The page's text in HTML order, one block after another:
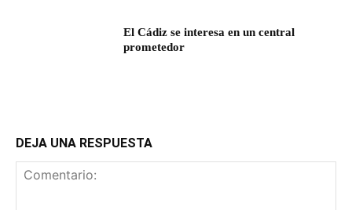
El Cádiz se interesa en un central
prometedor
DEJA UNA RESPUESTA